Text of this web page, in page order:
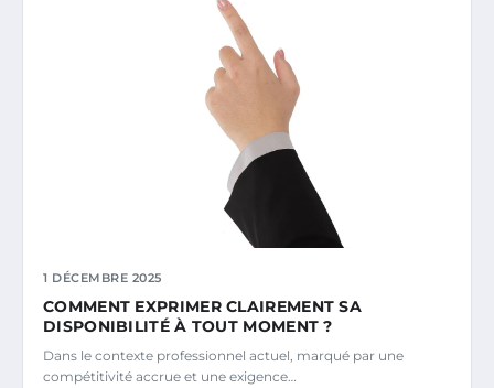
1 DÉCEMBRE 2025
COMMENT EXPRIMER CLAIREMENT SA
DISPONIBILITÉ À TOUT MOMENT ?
Dans le contexte professionnel actuel, marqué par une
compétitivité accrue et une exigence…